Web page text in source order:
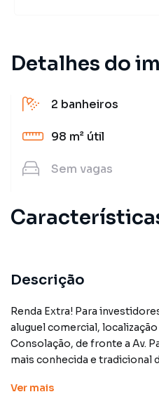
Detalhes do
2 banheiros
98 m² útil
Sem vagas
Descrição
Renda Extra! Para
aluguel comercial, localização
Consolação, de fronte a Av.
mais conhecida e tradicional
8.000,00 a.m.
Ver mais